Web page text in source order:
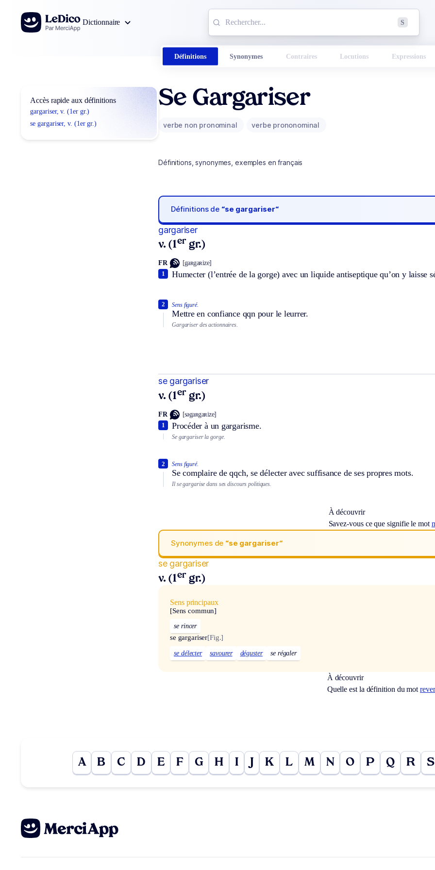
Aller au contenu
Dictionnaire
S
Définitions Synonymes Contraires Locutions Expressions
Accès rapide aux définitions
gargariser, v. (1er gr.)
se gargariser, v. (1er gr.)
Se Gargariser
verbe non pronominal verbe prononominal
Définitions, synonymes, exemples en français
Définitions de “se gargariser“
gargariser
v. (1er gr.)
FR [gaʀgaʀize]
Humecter (l’entrée de la gorge) avec un liquide antiseptique qu’on y laisse
1
Sens figuré.
Mettre en confiance qqn pour le leurrer.
2
Gargariser des actionnaires.
se gargariser
v. (1er gr.)
FR [səgaʀgaʀize]
Procéder à un gargarisme.
1
Se gargariser la gorge.
Sens figuré.
Se complaire de qqch, se délecter avec suffisance de ses propres mots.
2
Il se gargarise dans ses discours politiques.
À découvrir
Savez-vous ce que signifie le mot
Synonymes de “se gargariser“
se gargariser
v. (1er gr.)
Sens principaux
[Sens commun]
se rincer
se gargariser[Fig.]
se délecter savourer déguster se régaler
À découvrir
Quelle est la définition du mot
A B C D E F G H I J K L M N O P Q R S